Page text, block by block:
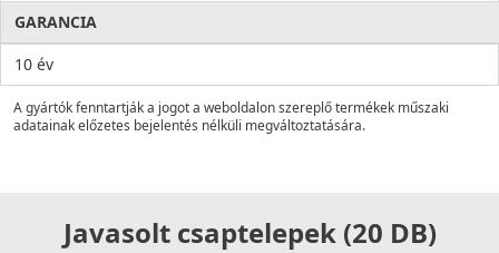
GARANCIA
10 év
A gyártók fenntartják a jogot a weboldalon szereplő termékek műszaki
adatainak előzetes bejelentés nélküli megváltoztatására.
Javasolt csaptelepek (20 DB)